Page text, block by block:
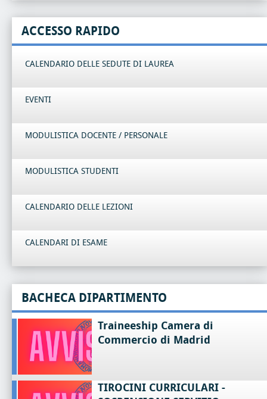
ACCESSO RAPIDO
CALENDARIO DELLE SEDUTE DI LAUREA
EVENTI
MODULISTICA DOCENTE / PERSONALE
MODULISTICA STUDENTI
CALENDARIO DELLE LEZIONI
CALENDARI DI ESAME
BACHECA DIPARTIMENTO
Traineeship Camera di
Commercio di Madrid
TIROCINI CURRICULARI -